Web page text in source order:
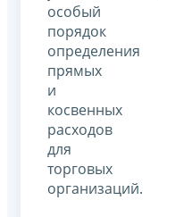
особый
порядок
определения
прямых
и
косвенных
расходов
для
торговых
организаций.